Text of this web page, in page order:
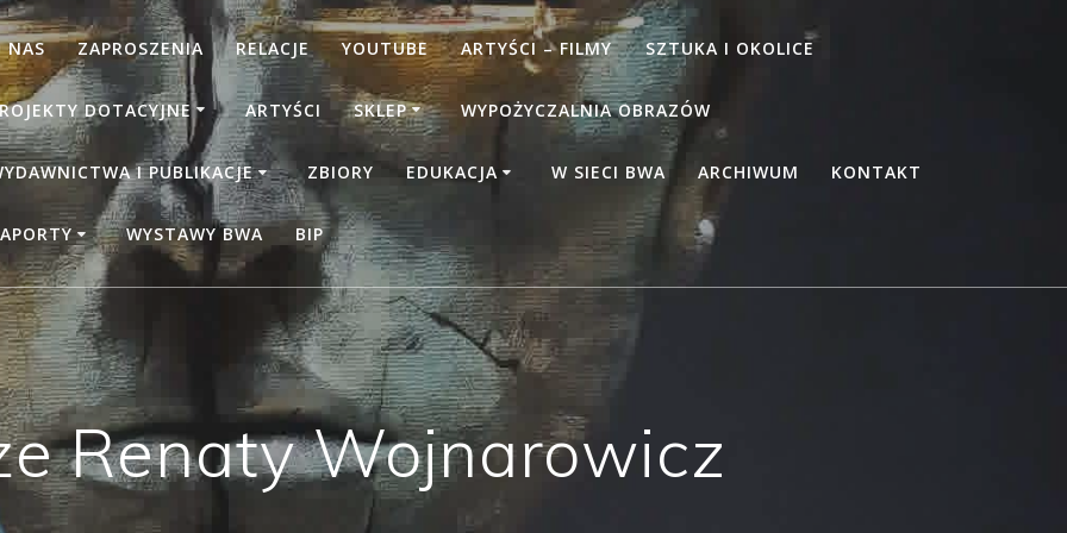
NAS ZAPROSZENIA RELACJE YOUTUBE ARTYŚCI – FILMY SZTUKA I OKOLICE
DOTACYJNE ARTYŚCI SKLEP WYPOŻYCZALNIA OBRAZÓW
I PUBLIKACJE ZBIORY EDUKACJA W SIECI BWA ARCHIWUM KONTAKT
WYSTAWY BWA BIP
Renaty Wojnarowicz